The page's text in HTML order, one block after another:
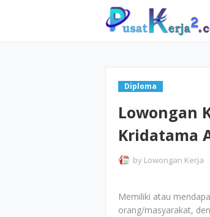
Diploma
Lowongan
Kridatama
by Lowongan Kerja
Memiliki atau
orang/masyarakat,